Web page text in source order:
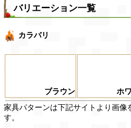
バリエーション一覧
カラバリ
ブラウン
ホ
家具パターンは下記サイトより画像
す。